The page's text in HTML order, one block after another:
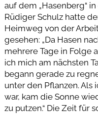
auf dem „Hasenberg“
Rüdiger Schulz hatte
Heimweg von der
gesehen: „Da Hasen
mehrere Tage in Folge
ich mich am nächsten
begann gerade zu
unter den Pflanzen. Als
war, kam die Sonne
zu putzen.“ Die Zeit für